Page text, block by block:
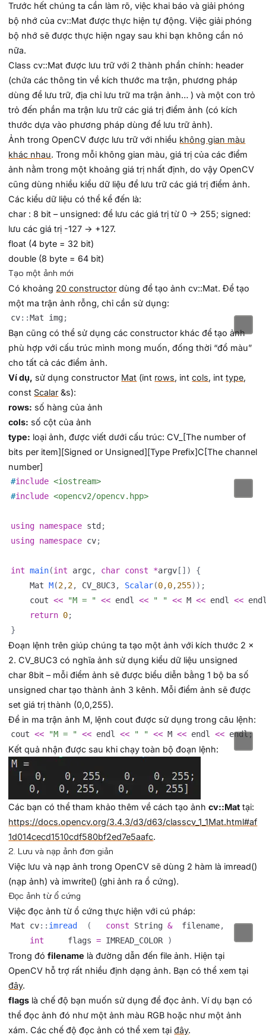
Trước hết chúng ta cần làm rõ, việc khai báo và giải phóng
bộ nhớ của cv::Mat được thực hiện tự động. Việc giải phóng
bộ nhớ sẽ được thực hiện ngay sau khi bạn không cần nó
nữa.
Class cv::Mat được lưu trữ với 2 thành phần chính: header
(chứa các thông tin về kích thước ma trận, phương pháp
dùng để lưu trữ, địa chỉ lưu trữ ma trận ảnh… ) và một con trỏ
trỏ đến phần ma trận lưu trữ các giá trị điểm ảnh (có kích
thước dựa vào phương pháp dùng để lưu trữ ảnh).
Ảnh trong OpenCV được lưu trữ với nhiều không gian màu
khác nhau. Trong mỗi không gian màu, giá trị của các điểm
ảnh nằm trong một khoảng giá trị nhất định, do vậy OpenCV
cũng dùng nhiều kiểu dữ liệu để lưu trữ các giá trị điểm ảnh.
Các kiểu dữ liệu có thể kể đến là:
char : 8 bit – unsigned: để lưu các giá trị từ 0 -> 255; signed:
lưu các giá trị -127 -> +127.
float (4 byte = 32 bit)
double (8 byte = 64 bit)
Tạo một ảnh mới
Có khoảng 20 constructor dùng để tạo ảnh cv::Mat. Để tạo
một ma trận ảnh rỗng, chỉ cần sử dụng:
cv::Mat img;
Bạn cũng có thể sử dụng các constructor khác để tạo ảnh
phù hợp với cấu trúc mình mong muốn, đống thời “đổ màu”
cho tất cả các điểm ảnh.
Ví dụ, sử dụng constructor Mat (int rows, intcols, inttype,
const Scalar &s):
rows: số hàng của ảnh
cols: số cột của ảnh
type: loại ảnh, được viết dưới cấu trúc: CV_[The number of
bits per item][Signed or Unsigned][Type Prefix]C[The channel
number]
#include <iostream>
#include <opencv2/opencv.hpp>
using namespace std ;
using namespace cv;
int main(int argc, char const *argv [ ] )
{
    Mat
M(2,2, CV_8UC3, Scalar(0,0,255) ) ;
    cout
<< "M = " << endl << " " << M << endl <<
return 0;
}
Đoạn lệnh trên giúp chúng ta tạo một ảnh với kích thước 2 x
2. CV_8UC3 có nghĩa ảnh sử dụng kiểu dữ liệu unsigned
char 8bit – mỗi điểm ảnh sẽ được biểu diễn bằng 1 bộ ba số
unsigned char tạo thành ảnh 3 kênh. Mỗi điểm ảnh sẽ được
set giá trị thành (0,0,255).
Để in ma trận ảnh M, lệnh cout được sử dụng trong câu lệnh:
cout << "M = " << endl << " " << M << endl << endl;
Kết quả nhận được sau khi chạy toàn bộ đoạn lệnh:
Các bạn có thể tham khảo thêm về cách tạo ảnhcv::Mat tại:
https://docs.opencv.org/3.4.3/d3/d63/classcv_1_1Mat.html#af
1d014cecd1510cdf580bf2ed7e5aafc.
2. Lưu và nạp ảnh đơn giản
Việc lưu và nạp ảnh trong OpenCV sẽ dùng 2 hàm là imread()
(nạp ảnh) và imwrite() (ghi ảnh ra ổ cứng).
Đọc ảnh từ ổ cứng
Việc đọc ảnh từ ổ cứng thực hiện với cú pháp:
Mat cv:: imread ( const String & filename,
int
flags = IMREAD_COLOR )
Trong đófilename là đường dẫn đến file ảnh. Hiện tại
OpenCV hỗ trợ rất nhiều định dạng ảnh. Bạn có thể xem tại
đây.
flags là chế độ bạn muốn sử dụng để đọc ảnh. Ví dụ bạn có
thể đọc ảnh đó như một ảnh màu RGB hoặc như một ảnh
xám. Các chế độ đọc ảnh có thể xem tạiđây.